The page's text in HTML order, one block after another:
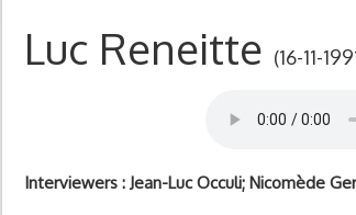
Luc Reneitte (16-11-
Interviewers : Jean-Luc Occuli; Nicomède